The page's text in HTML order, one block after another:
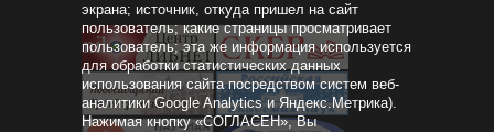
экрана; источник, откуда пришел на сайт
пользователь; какие страницы просматривает
пользователь; эта же информация используется
для обработки статистических данных
использования сайта посредством систем веб-
аналитики Google Analytics и Яндекс.Метрика).
Нажимая кнопку «СОГЛАСЕН», Вы